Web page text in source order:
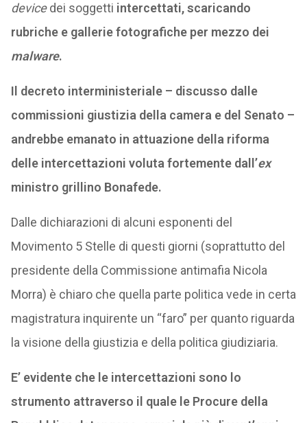
devicedei soggetti intercettati, scaricando
rubriche e gallerie fotografiche per mezzo dei
malware.
Il decreto interministeriale – discusso dalle
commissioni giustizia della camera e del Senato –
andrebbe emanato in attuazione della riforma
delle intercettazioni voluta fortemente dall’ex
ministro grillino Bonafede.
Dalle dichiarazioni di alcuni esponenti del
Movimento 5 Stelle di questi giorni (soprattutto del
presidente della Commissione antimafia Nicola
Morra) è chiaro che quella parte politica vede in certa
magistratura inquirente un “faro” per quanto riguarda
la visione della giustizia e della politica giudiziaria.
E’ evidente che le intercettazioni sono lo
strumento attraverso il quale le Procure della